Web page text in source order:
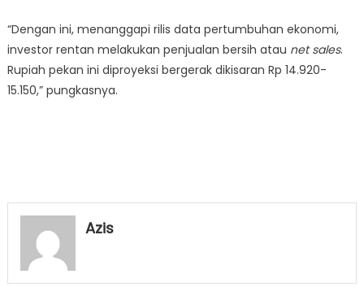
“Dengan ini, menanggapi rilis data pertumbuhan ekonomi,
investor rentan melakukan penjualan bersih atau net sales.
Rupiah pekan ini diproyeksi bergerak dikisaran Rp 14.920-
15.150,” pungkasnya.
Azis